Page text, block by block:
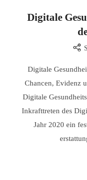
Digitale
Digitale
Chancen, Evidenz
Digitale
Inkrafttreten des
Jahr 2020 ein